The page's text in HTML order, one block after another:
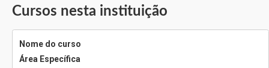
Cursos nesta instituição
Nome do curso
Área Específica